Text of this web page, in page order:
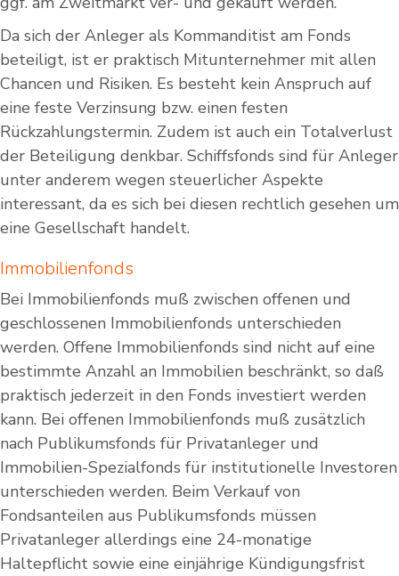
Da sich der Anleger als Kommanditist am Fonds
beteiligt, ist er praktisch Mitunternehmer mit allen
Chancen und Risiken. Es besteht kein Anspruch auf
eine feste Verzinsung bzw. einen festen
Rückzahlungstermin. Zudem ist auch ein Totalverlust
der Beteiligung denkbar. Schiffsfonds sind für Anleger
unter anderem wegen steuerlicher Aspekte
interessant, da es sich bei diesen rechtlich gesehen um
eine Gesellschaft handelt.
Immobilienfonds
Bei Immobilienfonds muß zwischen offenen und
geschlossenen Immobilienfonds unterschieden
werden. Offene Immobilienfonds sind nicht auf eine
bestimmte Anzahl an Immobilien beschränkt, so daß
praktisch jederzeit in den Fonds investiert werden
kann. Bei offenen Immobilienfonds muß zusätzlich
nach Publikumsfonds für Privatanleger und
Immobilien-Spezialfonds für institutionelle Investoren
unterschieden werden. Beim Verkauf von
Fondsanteilen aus Publikumsfonds müssen
Privatanleger allerdings eine 24-monatige
Haltepflicht sowie eine einjährige Kündigungsfrist